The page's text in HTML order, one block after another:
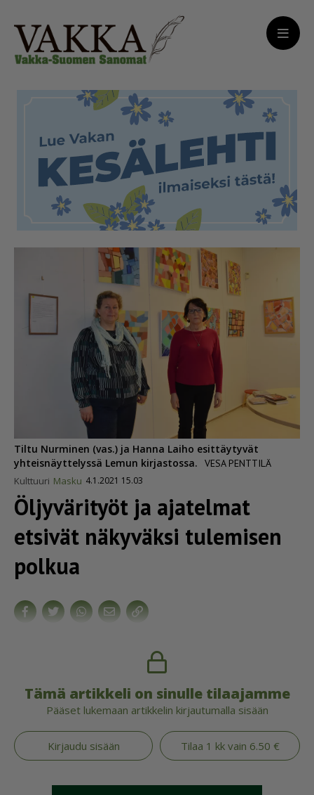
Tiltu Nurminen (vas.) ja Hanna Laiho esittäytyvät
yhteisnäyttelyssä Lemun kirjastossa.
VESA PENTTILÄ
Kulttuuri Masku 4.1.2021 15.03
Öljyvärityöt ja ajatelmat
etsivät näkyväksi tulemisen
polkua
Tämä artikkeli on sinulle tilaajamme
Pääset lukemaan artikkelin kirjautumalla sisään
Kirjaudu sisään Tilaa 1 kk vain 6.50 €